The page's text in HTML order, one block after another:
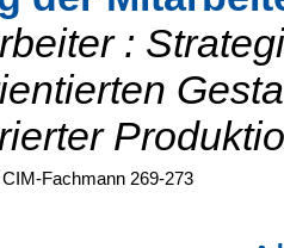
:
Fachmann 269-273